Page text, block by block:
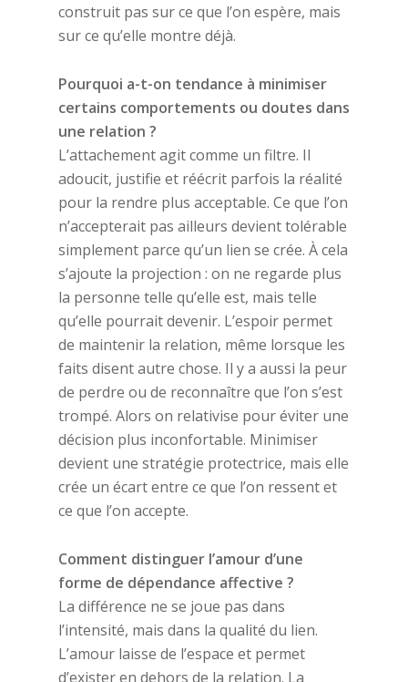
construit pas sur ce que l’on espère, mais
sur ce qu’elle montre déjà.
Pourquoi a-t-on tendance à minimiser
certains comportements ou doutes dans
une relation ?
L’attachement agit comme un filtre. Il
adoucit, justifie et réécrit parfois la réalité
pour la rendre plus acceptable. Ce que l’on
n’accepterait pas ailleurs devient tolérable
simplement parce qu’un lien se crée. À cela
s’ajoute la projection : on ne regarde plus
la personne telle qu’elle est, mais telle
qu’elle pourrait devenir. L’espoir permet
de maintenir la relation, même lorsque les
faits disent autre chose. Il y a aussi la peur
de perdre ou de reconnaître que l’on s’est
trompé. Alors on relativise pour éviter une
décision plus inconfortable. Minimiser
devient une stratégie protectrice, mais elle
crée un écart entre ce que l’on ressent et
ce que l’on accepte.
Comment distinguer l’amour d’une
forme de dépendance affective ?
La différence ne se joue pas dans
l’intensité, mais dans la qualité du lien.
L’amour laisse de l’espace et permet
d’exister en dehors de la relation. La